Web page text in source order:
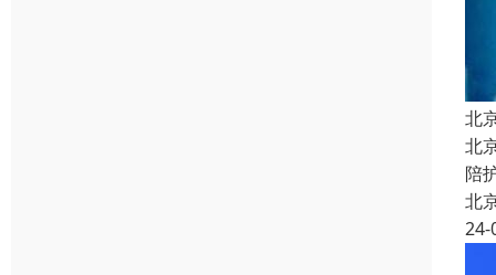
北
北
陪
北
24-